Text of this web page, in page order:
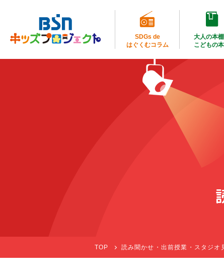
SDGs de
はぐくむコラム
大人の本棚
こどもの
TOP 読み聞かせ・出前授業・スタジオ